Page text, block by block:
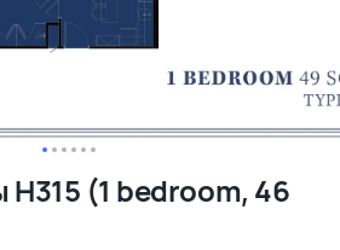
(1 bedroom, 46